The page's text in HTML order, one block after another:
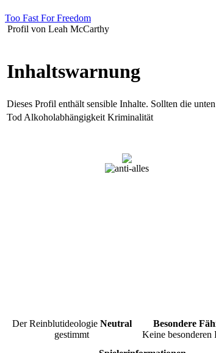
Too Fast For Freedom
Profil von Leah McCarthy
Inhaltswarnung
Dieses Profil enthält sensible Inhalte. Sollten die
Tod Alkoholabhängigkeit Kriminalität
Der Reinblutideologie Neutral
gestimmt
Besondere
Keine besonderen